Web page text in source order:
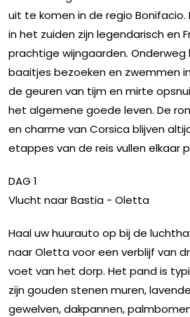
uit te komen in de regio Bonifacio.
in het zuiden zijn legendarisch en
prachtige wijngaarden. Onderweg
baaitjes bezoeken en zwemmen
de geuren van tijm en mirte
het algemene goede leven. De
en charme van Corsica blijven
etappes van de reis vullen elkaar
DAG 1
Vlucht naar Bastia - Oletta
Haal uw huurauto op bij de
naar Oletta voor een verblijf van
voet van het dorp. Het pand is
zijn gouden stenen muren,
gewelven, dakpannen,